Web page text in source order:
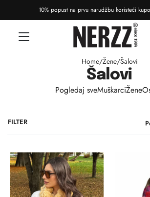
10% popust na prvu narudžbu koristeći
Home/Žene/Šalovi
Šalovi
Pogledaj sveMuškarciŽene
FILTER